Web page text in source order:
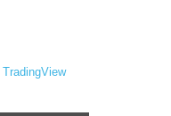
TradingView